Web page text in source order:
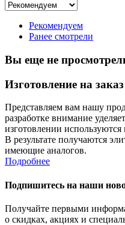
Рекомендуем
Ранее смотрели
Вы еще не
Изготовление на заказ
Представляем вам нашу
разработке внимание
изготовлении
В результате получаются
имеющие аналогов.
Подробнее
Подпишитесь на наши
Получайте первыми
о скидках, акциях и